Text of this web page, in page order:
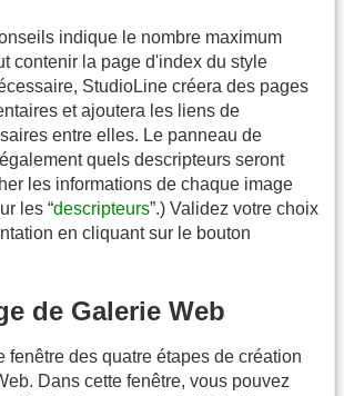
indique le nombre maximum
contenir la page d'index du style
StudioLine créera des pages
et ajoutera les liens de
entre elles. Le panneau de
quels descripteurs seront
les informations de chaque image
les “descripteurs”.) Validez votre choix
en cliquant sur le bouton
de Galerie Web
fenêtre des quatre étapes de création
Dans cette fenêtre, vous pouvez